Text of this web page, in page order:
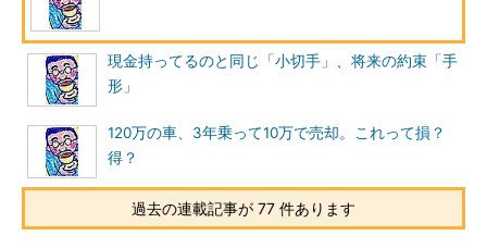
現金持ってるのと同じ「小切手」、将来の約束「手
形」
120万の車、3年乗って10万で売却。これって損？
得？
過去の連載記事が 77 件あります